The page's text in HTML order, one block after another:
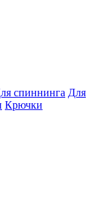
спиннинга Для
Крючки